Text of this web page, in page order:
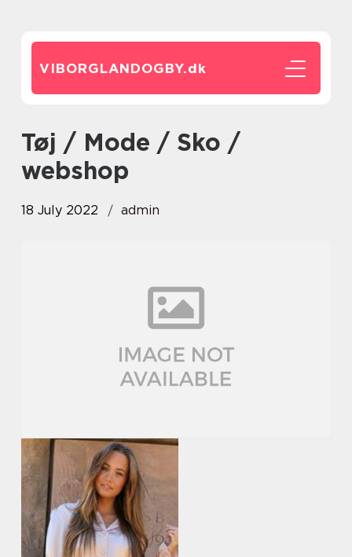
VIBORGLANDOGBY.dk
Tøj / Mode / Sko /
webshop
18 July 2022 admin